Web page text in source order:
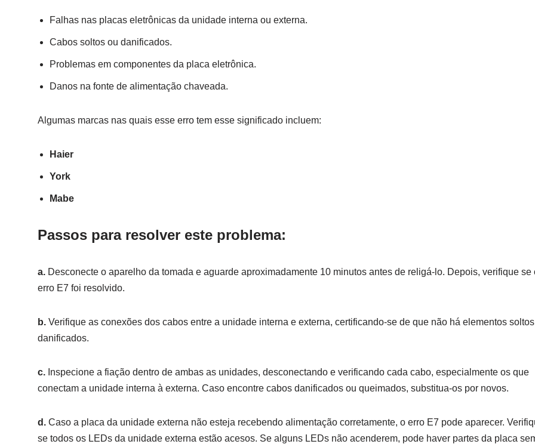
Falhas nas placas eletrônicas da unidade interna ou externa.
Cabos soltos ou danificados.
Problemas em componentes da placa eletrônica.
Danos na fonte de alimentação chaveada.
Algumas marcas nas quais esse erro tem esse significado incluem:
Haier
York
Mabe
Passos para resolver este problema:
a. Desconecte o aparelho da tomada e aguarde aproximadamente 10 minutos antes de religá-lo. Depois, verifique se
erro E7 foi resolvido.
b. Verifique as conexões dos cabos entre a unidade interna e externa, certificando-se de que não há elementos
danificados.
c. Inspecione a fiação dentro de ambas as unidades, desconectando e verificando cada cabo, especialmente os que
conectam a unidade interna à externa. Caso encontre cabos danificados ou queimados, substitua-os por novos.
d. Caso a placa da unidade externa não esteja recebendo alimentação corretamente, o erro E7 pode aparecer.
se todos os LEDs da unidade externa estão acesos. Se alguns LEDs não acenderem, pode haver partes da placa